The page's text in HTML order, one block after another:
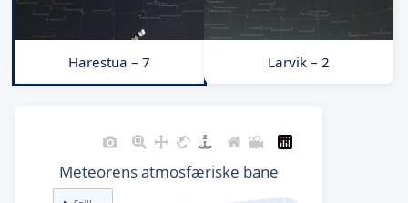
Harestua – 7 Larvik – 2